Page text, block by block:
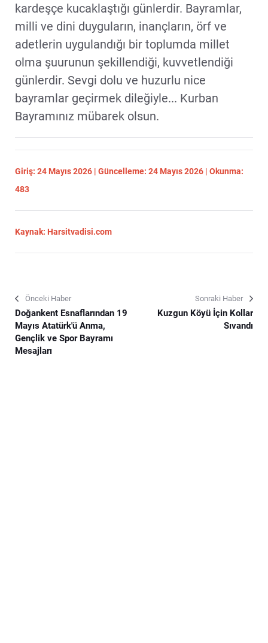
kardeşçe kucaklaştığı günlerdir. Bayramlar,
milli ve dini duyguların, inançların, örf ve
adetlerin uygulandığı bir toplumda millet
olma şuurunun şekillendiği, kuvvetlendiği
günlerdir. Sevgi dolu ve huzurlu nice
bayramlar geçirmek dileğiyle... Kurban
Bayramınız mübarek olsun.
Giriş: 24 Mayıs 2026 | Güncelleme: 24 Mayıs 2026 | Okunma:
483
Kaynak: Harsitvadisi.com
Önceki Haber
Doğankent Esnaflarından 19
Mayıs Atatürk'ü Anma,
Gençlik ve Spor Bayramı
Mesajları
Sonraki Haber
Kuzgun Köyü İçin Kollar
Sıvandı